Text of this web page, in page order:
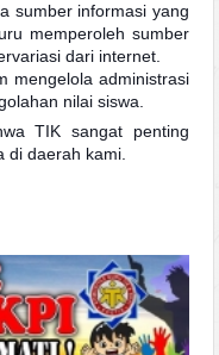
sumber informasi yang
memperoleh sumber
dari internet.
mengelola administrasi
nilai siswa.
TIK sangat penting
di daerah kami.